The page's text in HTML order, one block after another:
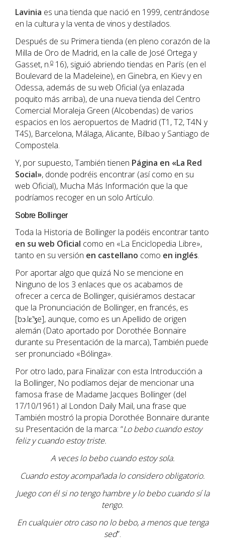
Lavinia es una tienda que nació en 1999, centrándose
en la cultura y la venta de vinos y destilados.
Después de su Primera tienda (en pleno corazón de la
Milla de Oro de Madrid, en la calle de José Ortega y
Gasset, n.o 16), siguió abriendo tiendas en París (en el
Boulevard de la Madeleine), en Ginebra, en Kiev y en
Odessa, además de su web Oficial (ya enlazada
poquito más arriba), de una nueva tienda del Centro
Comercial Moraleja Green (Alcobendas) de varios
espacios en los aeropuertos de Madrid (T1, T2, T4N y
T4S), Barcelona, Málaga, Alicante, Bilbao y Santiago de
Compostela.
Y, por supuesto, También tienen Página en «La Red
Social», donde podréis encontrar (así como en su
web Oficial), Mucha Más Información que la que
podríamos recoger en un solo Artículo.
Sobre Bollinger
Toda la Historia de Bollinger la podéis encontrar tanto
en su web Oficial como en «La Enciclopedia Libre»,
tanto en su versión en castellano como en inglés.
Por aportar algo que quizá No se mencione en
Ninguno de los 3 enlaces que os acabamos de
ofrecer a cerca de Bollinger, quisiéramos destacar
que la Pronunciación de Bollinger, en francés, es
[bɔ.lɛ̃.ʒe], aunque, como es un Apellido de origen
alemán (Dato aportado por Dorothée Bonnaire
durante su Presentación de la marca), También puede
ser pronunciado «Bólinga».
Por otro lado, para Finalizar con esta Introducción a
la Bollinger, No podíamos dejar de mencionar una
famosa frase de Madame Jacques Bollinger (del
17/10/1961) al London Daily Mail, una frase que
También mostró la propia Dorothée Bonnaire durante
su Presentación de la marca: “Lo bebo cuando estoy
feliz y cuando estoy triste.
A veces lo bebo cuando estoy sola.
Cuando estoy acompañada lo considero obligatorio.
Juego con él si no tengo hambre y lo bebo cuando sí la
tengo.
En cualquier otro caso no lo bebo, a menos que tenga
sed”.